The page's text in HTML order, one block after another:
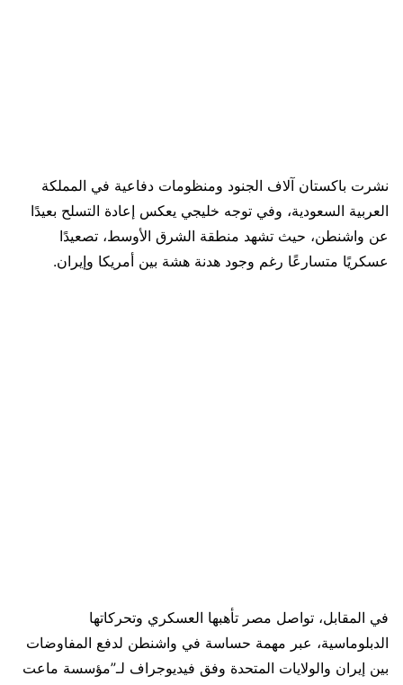
نشرت باكستان آلاف الجنود ومنظومات دفاعية في المملكة
العربية السعودية، وفي توجه خليجي يعكس إعادة التسلح بعيدًا
عن واشنطن، حيث تشهد منطقة الشرق الأوسط، تصعيدًا
عسكريًا متسارعًا رغم وجود هدنة هشة بين أمريكا وإيران.
في المقابل، تواصل مصر تأهبها العسكري وتحركاتها
الدبلوماسية، عبر مهمة حساسة في واشنطن لدفع المفاوضات
بين إيران والولايات المتحدة وفق فيديوجراف لـ”مؤسسة ماعت